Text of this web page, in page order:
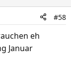
#58
eh
Januar